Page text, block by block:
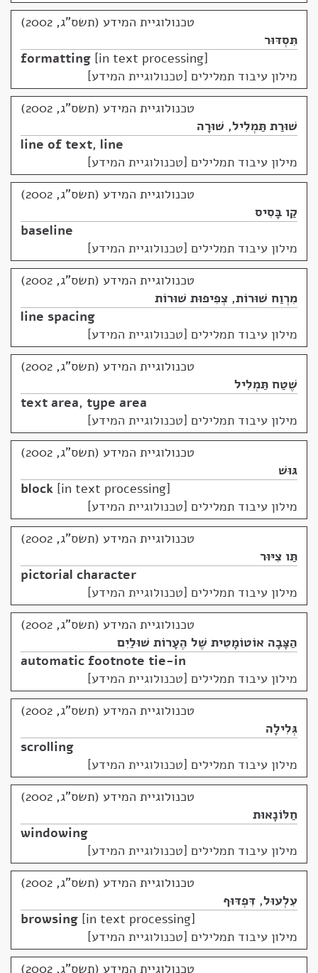
טכנולוגיית המידע (תשס"ג, 2002)
תִּסְדּוּר
formatting in text processing
מילון עיבוד תמלילים [טכנולוגיית המידע]
טכנולוגיית המידע (תשס"ג, 2002)
שׁוּרַת תַּמְלִיל, שׁוּרָה
line of text, line
מילון עיבוד תמלילים [טכנולוגיית המידע]
טכנולוגיית המידע (תשס"ג, 2002)
קַו בָּסִיס
baseline
מילון עיבוד תמלילים [טכנולוגיית המידע]
טכנולוגיית המידע (תשס"ג, 2002)
מִרְוַח שׁוּרוֹת, צְפִיפוּת שׁוּרוֹת
line spacing
מילון עיבוד תמלילים [טכנולוגיית המידע]
טכנולוגיית המידע (תשס"ג, 2002)
שֶׁטַח תַּמְלִיל
text area, type area
מילון עיבוד תמלילים [טכנולוגיית המידע]
טכנולוגיית המידע (תשס"ג, 2002)
גּוּשׁ
block in text processing
מילון עיבוד תמלילים [טכנולוגיית המידע]
טכנולוגיית המידע (תשס"ג, 2002)
תַּו צִיּוּר
pictorial character
מילון עיבוד תמלילים [טכנולוגיית המידע]
טכנולוגיית המידע (תשס"ג, 2002)
הַצָּבָה אוֹטוֹמָטִית שֶׁל הֶעָרוֹת שׁוּלַיִם
automatic footnote tie-in
מילון עיבוד תמלילים [טכנולוגיית המידע]
טכנולוגיית המידע (תשס"ג, 2002)
גְּלִילָה
scrolling
מילון עיבוד תמלילים [טכנולוגיית המידע]
טכנולוגיית המידע (תשס"ג, 2002)
חַלּוֹנָאוּת
windowing
מילון עיבוד תמלילים [טכנולוגיית המידע]
טכנולוגיית המידע (תשס"ג, 2002)
עִלְעוּל, דִּפְדּוּף
browsing in text processing
מילון עיבוד תמלילים [טכנולוגיית המידע]
טכנולוגיית המידע (תשס"ג, 2002)